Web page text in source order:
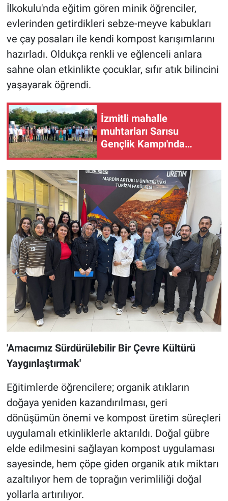
İlkokulu'nda eğitim gören minik öğrenciler,
evlerinden getirdikleri sebze-meyve kabukları
ve çay posaları ile kendi kompost karışımlarını
hazırladı. Oldukça renkli ve eğlenceli anlara
sahne olan etkinlikte çocuklar, sıfır atık bilincini
yaşayarak öğrendi.
İzmitli mahalle
muhtarları Sarısu
Gençlik Kampı'nda
'Amacımız Sürdürülebilir Bir Çevre Kültürü
Yaygınlaştırmak'
Eğitimlerde öğrencilere; organik atıkların
doğaya yeniden kazandırılması, geri
dönüşümün önemi ve kompost üretim süreçleri
uygulamalı etkinliklerle aktarıldı. Doğal gübre
elde edilmesini sağlayan kompost uygulaması
sayesinde, hem çöpe giden organik atık miktarı
azaltılıyor hem de toprağın verimliliği doğal
yollarla artırılıyor.